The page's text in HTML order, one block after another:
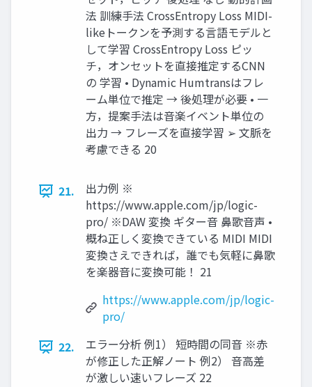
法 訓練手法 CrossEntropy Loss MIDI-
likeトークンを予測する言語モデルと
して学習 CrossEntropy Loss ピッ
チ，オンセットを直接推定するCNN
の 学習 • Dynamic Humtransはフレ
ーム単位で推定 → 後処理が必要 • 一
方，提案手法は音楽イベント単位の
出力 → フレーズを直接学習 ➢ 文脈を
考慮できる 20
21.
出力例 ※
https://www.apple.com/jp/logic-
pro/ ※DAW 変換 ギター音 鼻歌音声 •
概ね正しく変換できている MIDI MIDI
変換さえできれば，誰でも気軽に鼻歌
を楽器音に変換可能！ 21
https://www.apple.com/jp/logic-
pro/
22.
エラー分析 例1） 短時間の同音 ※赤
が修正した正解ノート 例2） 音高差
が激しい速いフレーズ 22